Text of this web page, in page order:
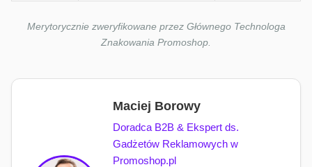
Merytorycznie zweryfikowane przez Głównego Technologa
Znakowania Promoshop.
Maciej Borowy
Doradca B2B & Ekspert ds.
Gadżetów Reklamowych w
Promoshop.pl